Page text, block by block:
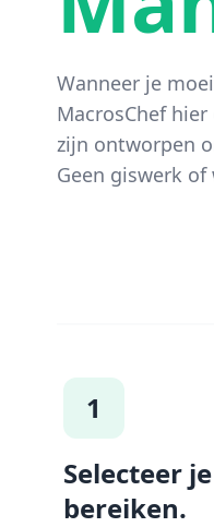
Wanneer je
MacrosChef
zijn ontworpen
Geen giswerk
1
Selecteer
bereiken.